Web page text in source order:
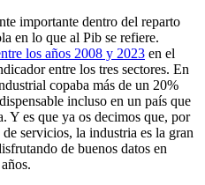
importante dentro del reparto
en lo que al Pib se refiere.
los años 2008 y 2023 en el
entre los tres sectores. En
copaba más de un 20%
incluso en un país que
Y es que ya os decimos que, por
servicios, la industria es la gran
de buenos datos en